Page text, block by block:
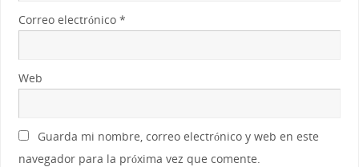
Correo electrónico *
Web
Guarda mi nombre, correo electrónico y web en este
navegador para la próxima vez que comente.